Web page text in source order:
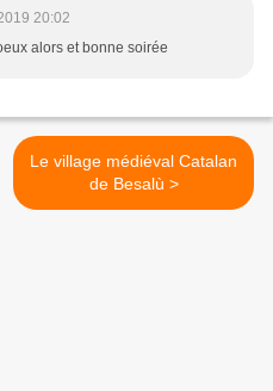
20:02
alors et bonne soirée
Le village médiéval Catalan
de Besalù >